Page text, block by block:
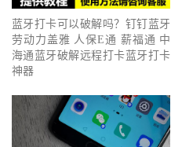
蓝牙打卡可以破解吗？钉钉蓝牙
劳动力盖雅 人保E通 薪福通 中
海通蓝牙破解远程打卡蓝牙打卡
神器